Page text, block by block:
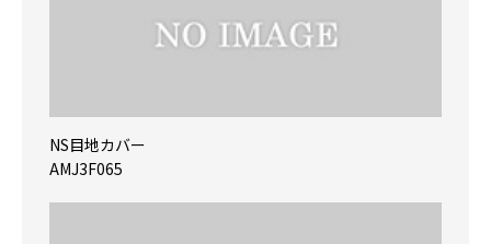
NS目地カバー
AMJ3F065